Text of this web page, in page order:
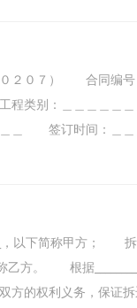
０２０７） 合同编
别：＿＿＿＿＿＿
＿ 签订时间：＿＿
下简称甲方； 拆迁
称乙方。 根据
方的权利义务，保证拆